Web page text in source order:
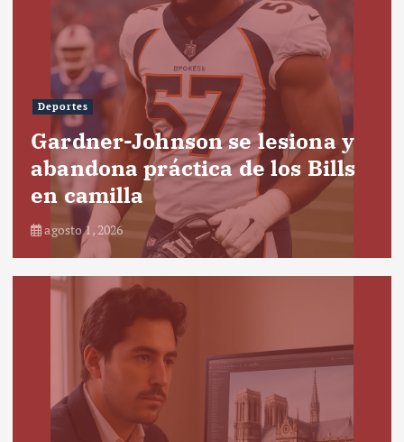
Deportes
Gardner-Johnson se lesiona y
abandona práctica de los Bills
en camilla
agosto 1, 2026